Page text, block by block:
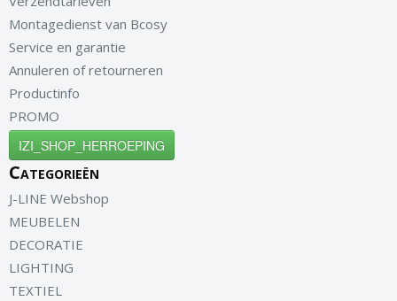
Montagedienst van Bcosy
Service en garantie
Annuleren of retourneren
Productinfo
PROMO
IZI_SHOP_HERROEPING
Categorieën
J-LINE Webshop
MEUBELEN
DECORATIE
LIGHTING
TEXTIEL